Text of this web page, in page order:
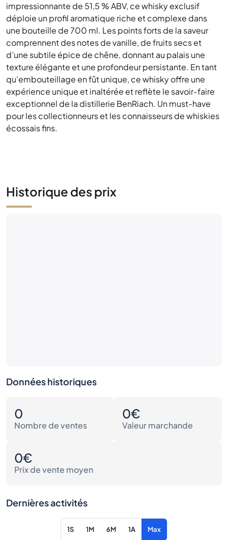
impressionnante de 51,5 % ABV, ce whisky exclusif
déploie un profil aromatique riche et complexe dans
une bouteille de 700 ml. Les points forts de la saveur
comprennent des notes de vanille, de fruits secs et
d’une subtile épice de chêne, donnant au palais une
texture élégante et une profondeur persistante. En tant
qu’embouteillage en fût unique, ce whisky offre une
expérience unique et inaltérée et reflète le savoir-faire
exceptionnel de la distillerie BenRiach. Un must-have
pour les collectionneurs et les connaisseurs de whiskies
écossais fins.
Historique des prix
Données historiques
0
Nombre de ventes
0€
Valeur marchande
0€
Prix de vente moyen
Dernières activités
1S 1M 6M 1A Max